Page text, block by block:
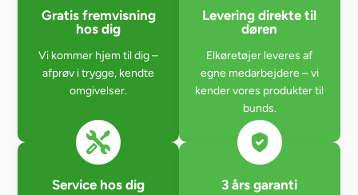
Gratis fremvisning
hos dig
Vi kommer hjem til dig –
afprøv i trygge, kendte
omgivelser.
Levering direkte til
døren
Elkøretøjer leveres af
egne medarbejdere – vi
kender vores produkter til
bunds.
Service hos dig 3 års garanti